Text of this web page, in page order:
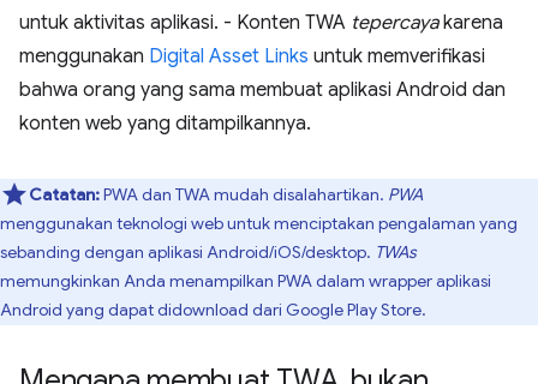
untuk aktivitas aplikasi. - Konten TWA tepercayakarena
menggunakan Digital Asset Links untuk memverifikasi
bahwa orang yang sama membuat aplikasi Android dan
konten web yang ditampilkannya.
Catatan:PWA dan TWA mudah disalahartikan. PWA
menggunakan teknologi web untuk menciptakan pengalaman yang
sebanding dengan aplikasi Android/iOS/desktop. TWAs
memungkinkan Anda menampilkan PWA dalam wrapper aplikasi
Android yang dapat didownload dari Google Play Store.